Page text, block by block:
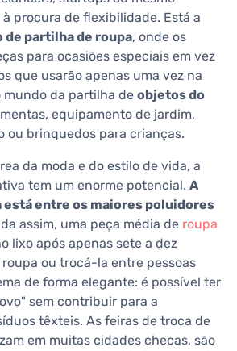
procura de flexibilidade. Está a
de partilha de roupa, onde os
para ocasiões especiais em vez
que usarão apenas uma vez na
mundo da partilha de objetos do
equipamento de jardim,
ou brinquedos para crianças.
da moda e do estilo de vida, a
tem um enorme potencial. A
está entre os maiores poluidores
assim, uma peça média de roupa
lixo após apenas sete a dez
ou trocá-la entre pessoas
de forma elegante: é possível ter
sem contribuir para a
têxteis. As feiras de troca de
em muitas cidades checas, são